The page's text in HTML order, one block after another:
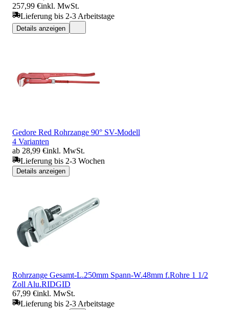
257,99 €inkl. MwSt.
Lieferung bis 2-3 Arbeitstage
Details anzeigen
Gedore Red Rohrzange 90° SV-Modell
4 Varianten
ab 28,99 €inkl. MwSt.
Lieferung bis 2-3 Wochen
Details anzeigen
Rohrzange Gesamt-L.250mm Spann-W.48mm f.Rohre 1 1/2
Zoll Alu.RIDGID
67,99 €inkl. MwSt.
Lieferung bis 2-3 Arbeitstage